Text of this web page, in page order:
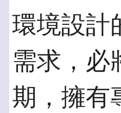
環境設計
需求，必
期，擁有